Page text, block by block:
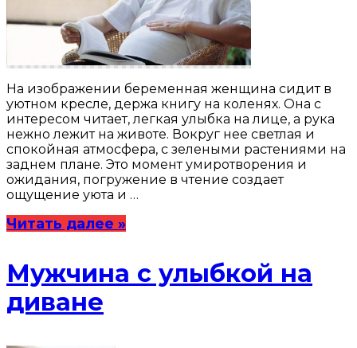
На изображении беременная женщина сидит в
уютном кресле, держа книгу на коленях. Она с
интересом читает, легкая улыбка на лице, а рука
нежно лежит на животе. Вокруг нее светлая и
спокойная атмосфера, с зелеными растениями на
заднем плане. Это момент умиротворения и
ожидания, погружение в чтение создает
ощущение уюта и …
Читать далее »
Мужчина с улыбкой на
диване